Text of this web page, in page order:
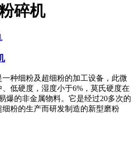
碎机
种细粉及超细粉的加工设备，此微
低硬度，湿度小于6%，莫氏硬度在
爆的非金属物料。它是经过20多次的
粉的生产而研发制造的新型磨粉